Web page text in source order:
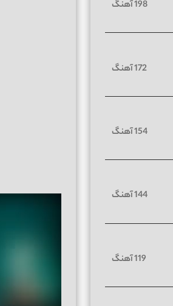
198 آهنگ
172 آهنگ
154 آهنگ
144 آهنگ
119 آهنگ